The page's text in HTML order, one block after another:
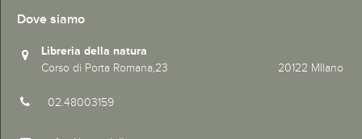
Dove siamo
Libreria della natura
Corso di Porta Romana,23 20122 MIlano
02.48003159